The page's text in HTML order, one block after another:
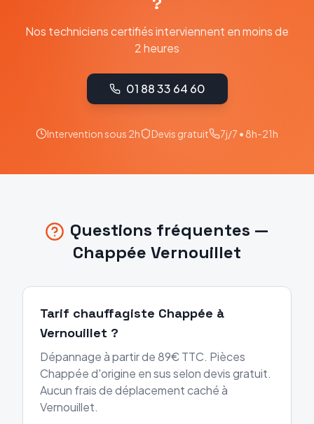
Nos techniciens certifiés interviennent en moins de
2 heures
01 88 33 64 60
Intervention sous 2h Devis gratuit 7j/7 • 8h-21h
Questions fréquentes —
Chappée Vernouillet
Tarif chauffagiste Chappée à
Vernouillet ?
Dépannage à partir de 89€ TTC. Pièces
Chappée d'origine en sus selon devis gratuit.
Aucun frais de déplacement caché à
Vernouillet.